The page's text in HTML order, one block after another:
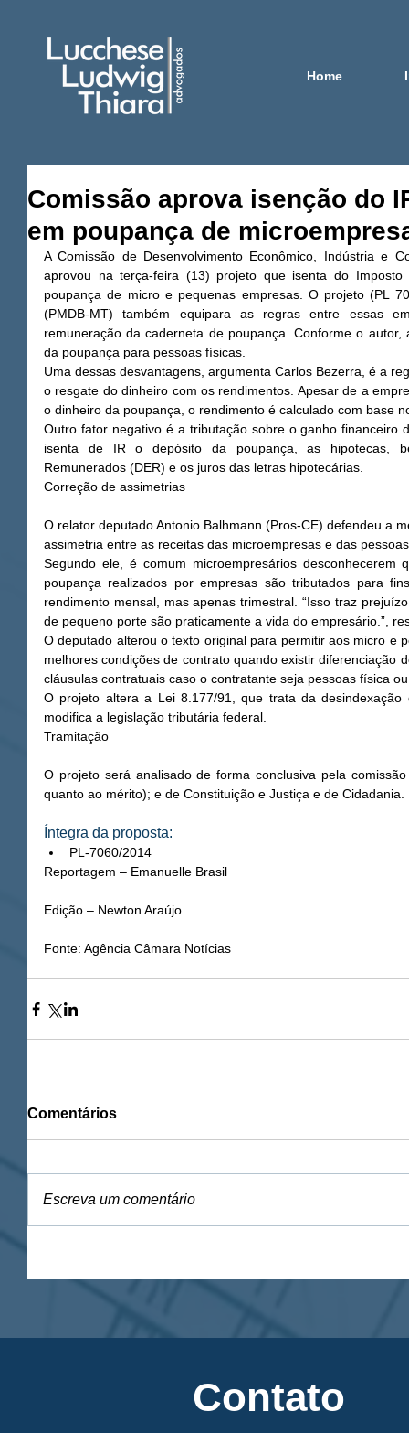
Home
Comissão aprova isenção do
em poupança de
A Comissão de Desenvolvimento Econômico, Indústria e
aprovou na terça-feira (13) projeto que isenta do
poupança de micro e pequenas empresas. O projeto (PL
(PMDB-MT) também equipara as regras entre essas
remuneração da caderneta de poupança. Conforme o
da poupança para pessoas físicas.
Uma dessas desvantagens, argumenta Carlos Bezerra, é a
o resgate do dinheiro com os rendimentos. Apesar de a
o dinheiro da poupança, o rendimento é calculado com base
Outro fator negativo é a tributação sobre o ganho financeiro
isenta de IR o depósito da poupança, as hipotecas,
Remunerados (DER) e os juros das letras hipotecárias.
Correção de assimetrias
O relator deputado Antonio Balhmann (Pros-CE) defendeu a
assimetria entre as receitas das microempresas e das
Segundo ele, é comum microempresários desconhecerem
poupança realizados por empresas são tributados para
rendimento mensal, mas apenas trimestral. “Isso traz
de pequeno porte são praticamente a vida do empresário.”,
O deputado alterou o texto original para permitir aos micro e
melhores condições de contrato quando existir diferenciação
cláusulas contratuais caso o contratante seja pessoas física
O projeto altera a Lei 8.177/91, que trata da
modifica a legislação tributária federal.
Tramitação
O projeto será analisado de forma conclusiva pela
quanto ao mérito); e de Constituição e Justiça e de Cidadania.
Íntegra da proposta:
PL-7060/2014
Reportagem – Emanuelle Brasil
Edição – Newton Araújo
Fonte: Agência Câmara Notícias
Comentários
Escreva um comentário
Contato